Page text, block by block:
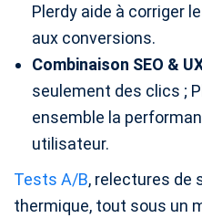
Plerdy aide à corriger
aux conversions.
Combinaison SEO &
seulement des clics ;
ensemble la
utilisateur.
Tests A/B, relectures de
thermique, tout sous un